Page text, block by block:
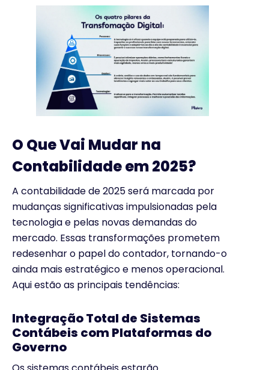
O Que Vai Mudar na
Contabilidade em 2025?
A contabilidade de 2025 será marcada por
mudanças significativas impulsionadas pela
tecnologia e pelas novas demandas do
mercado. Essas transformações prometem
redesenhar o papel do contador, tornando-o
ainda mais estratégico e menos operacional.
Aqui estão as principais tendências:
Integração Total de Sistemas
Contábeis com Plataformas do
Governo